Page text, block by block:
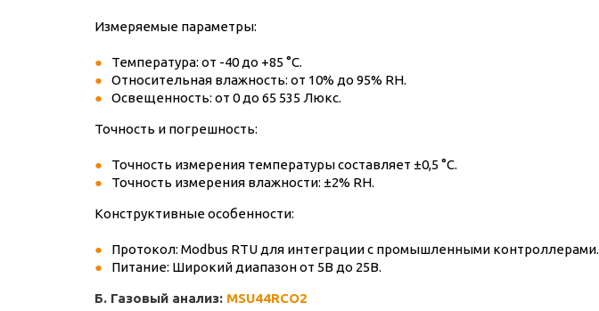
Измеряемые параметры:
Температура: от -40 до +85 °C.
Относительная влажность: от 10% до 95% RH.
Освещенность: от 0 до 65 535 Люкс.
Точность и погрешность:
Точность измерения температуры составляет ±0,5 °C.
Точность измерения влажности: ±2% RH.
Конструктивные особенности:
Протокол: Modbus RTU для интеграции с промышленными контроллерами.
Питание: Широкий диапазон от 5В до 25В.
Б. Газовый анализ: MSU44RCO2